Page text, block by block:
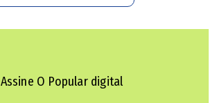
Assine O Popular digital